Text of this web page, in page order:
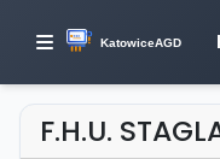
F.H.U.